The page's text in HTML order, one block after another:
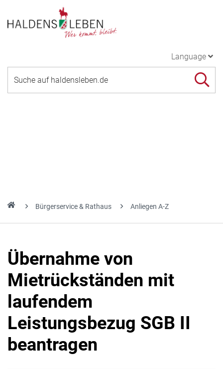
Language
Bürgerservice & Rathaus Anliegen A-Z
Übernahme von
Mietrückständen mit
laufendem
Leistungsbezug SGB II
beantragen